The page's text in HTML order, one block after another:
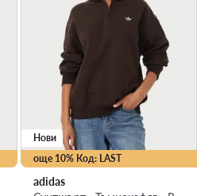
още 10% Код: LAST
Нови
adidas